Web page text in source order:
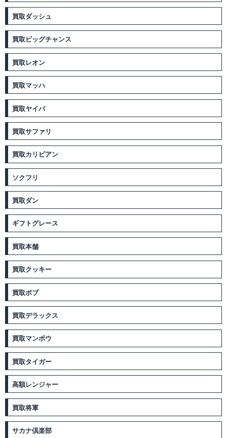
買取ダッシュ
買取ビッグチャンス
買取レオン
買取マッハ
買取ヤイバ
買取サファリ
買取カリビアン
ソクフリ
買取ダン
ギフトグレース
買取本舗
買取クッキー
買取ボブ
買取デラックス
買取マンボウ
買取タイガー
高額レンジャー
買取将軍
サカナ倶楽部